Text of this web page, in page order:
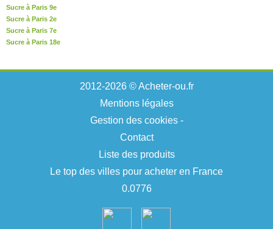
Sucre à Paris 9e
Sucre à Paris 2e
Sucre à Paris 7e
Sucre à Paris 18e
2012-2026 © Acheter-ou.fr
Mentions légales
Gestion des cookies-
Contact
Liste des produits
Le top des villes pour acheter en France
0.0776